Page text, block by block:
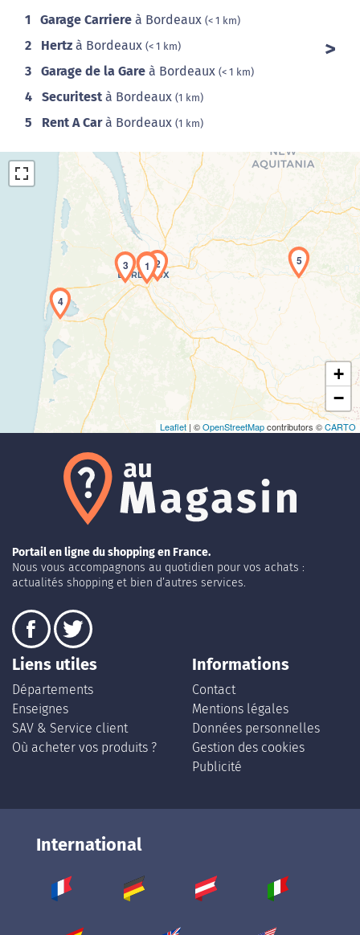
1 Garage Carriere à Bordeaux (< 1 km)
2 Hertz à Bordeaux (< 1 km)
3 Garage de la Gare à Bordeaux (< 1 km)
4 Securitest à Bordeaux (1 km)
5 Rent A Carà Bordeaux (1 km)
Chargement de la carte en cours...
1 2
3
4
5
+
−
Leaflet| ©OpenStreetMapcontributors ©CARTO
Portail en ligne du shopping en France.
Nous vous accompagnons au quotidien pour vos achats :
actualités shopping et bien d’autres services.
Liens utiles
Départements
Enseignes
SAV & Service client
Où acheter vos produits ?
Informations
Contact
Mentions légales
Données personnelles
Gestion des cookies
Publicité
International